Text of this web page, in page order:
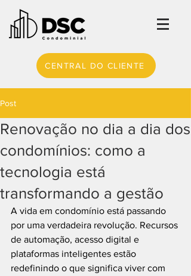
CENTRAL DO CLIENTE
Post
Renovação no dia a dia dos
condomínios: como a
tecnologia está
transformando a gestão
A vida em condomínio está passando
por uma verdadeira revolução. Recursos
de automação, acesso digital e
plataformas inteligentes estão
redefinindo o que significa viver com